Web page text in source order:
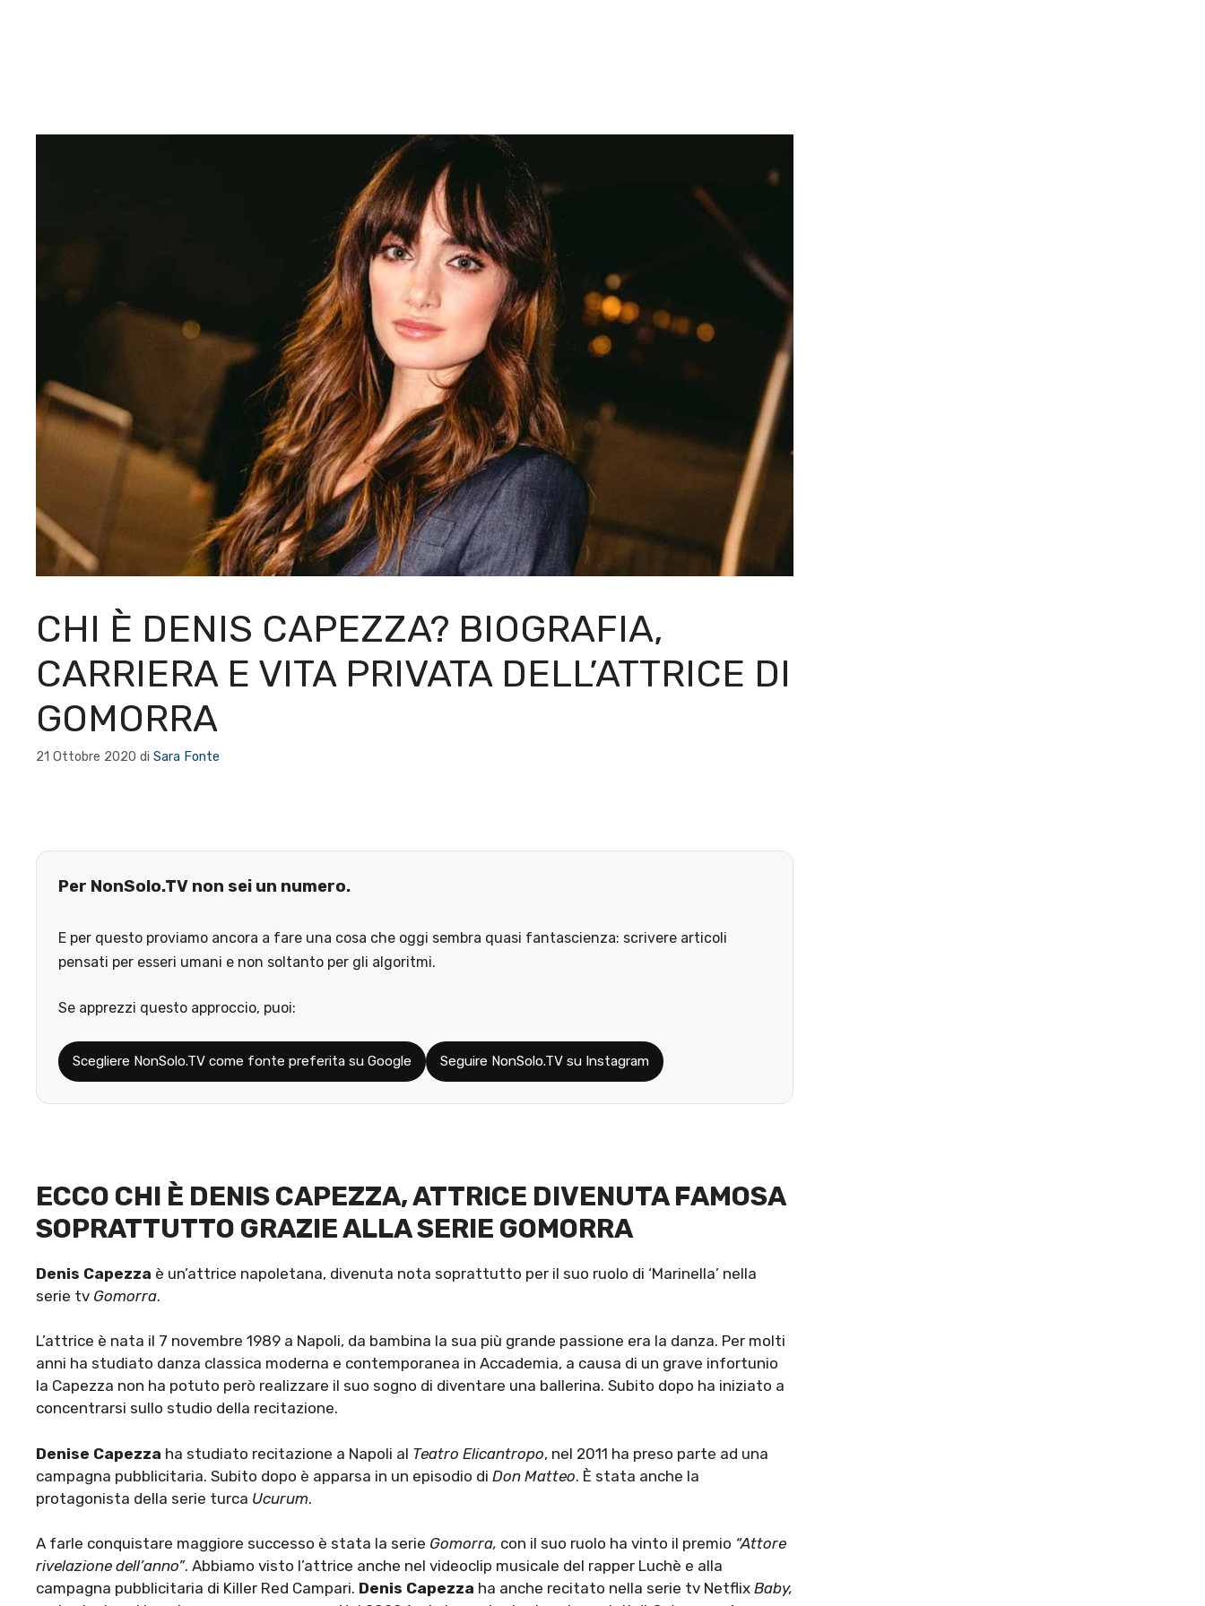
CHI È DENIS CAPEZZA? BIOGRAFIA,
CARRIERA E VITA PRIVATA DELL’ATTRICE DI
GOMORRA
21 Ottobre 2020 di Sara Fonte
Per NonSolo.TV non sei un numero.
E per questo proviamo ancora a fare una cosa che oggi sembra quasi fantascienza: scrivere articoli
pensati per esseri umani e non soltanto per gli algoritmi.
Se apprezzi questo approccio, puoi:
Scegliere NonSolo.TV come fonte preferita su Google Seguire NonSolo.TV su Instagram
ECCO CHI È DENIS CAPEZZA, ATTRICE DIVENUTA FAMOSA
SOPRATTUTTO GRAZIE ALLA SERIE GOMORRA
Denis Capezza è un’attrice napoletana, divenuta nota soprattutto per il suo ruolo di ‘Marinella’ nella
serie tv Gomorra.
L’attrice è nata il 7 novembre 1989 a Napoli, da bambina la sua più grande passione era la danza. Per molti
anni ha studiato danza classica moderna e contemporanea in Accademia, a causa di un grave infortunio
la Capezza non ha potuto però realizzare il suo sogno di diventare una ballerina. Subito dopo ha iniziato a
concentrarsi sullo studio della recitazione.
Denise Capezza ha studiato recitazione a Napoli al Teatro Elicantropo, nel 2011 ha preso parte ad una
campagna pubblicitaria. Subito dopo è apparsa in un episodio di Don Matteo. È stata anche la
protagonista della serie turca Ucurum.
A farle conquistare maggiore successo è stata la serie Gomorra, con il suo ruolo ha vinto il premio “Attore
rivelazione dell’anno”. Abbiamo visto l’attrice anche nel videoclip musicale del rapper Luchè e alla
campagna pubblicitaria di Killer Red Campari. Denis Capezza ha anche recitato nella serie tv Netflix Baby,